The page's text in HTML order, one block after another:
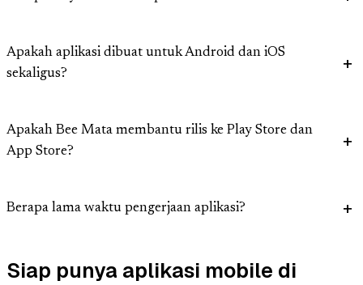
Apakah aplikasi dibuat untuk Android dan iOS
sekaligus?
Apakah Bee Mata membantu rilis ke Play Store dan
App Store?
Berapa lama waktu pengerjaan aplikasi?
Siap punya aplikasi mobile di